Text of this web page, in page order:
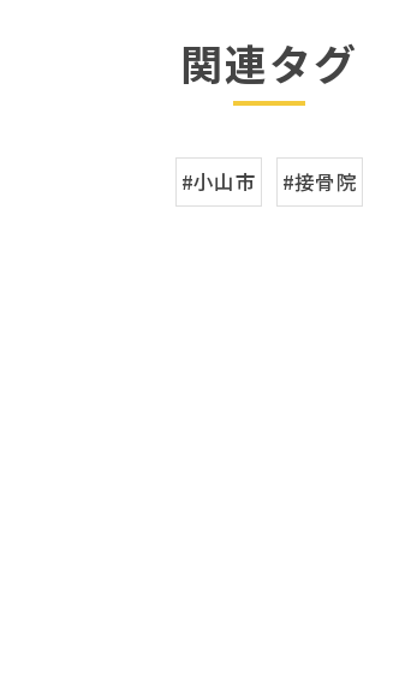
関連タグ
#小山市 #接骨院